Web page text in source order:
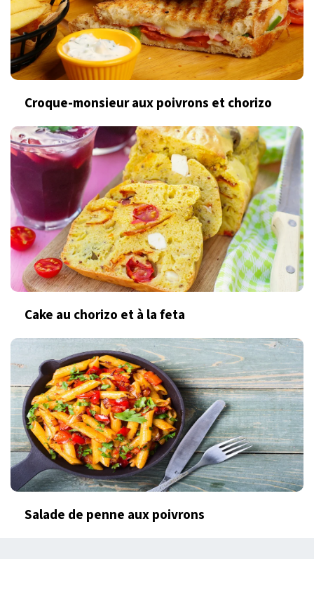
Croque-monsieur aux poivrons et chorizo
Cake au chorizo et à la feta
Salade de penne aux poivrons